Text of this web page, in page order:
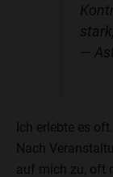
—
Ich erlebte es oft.
Nach
auf mich zu, oft